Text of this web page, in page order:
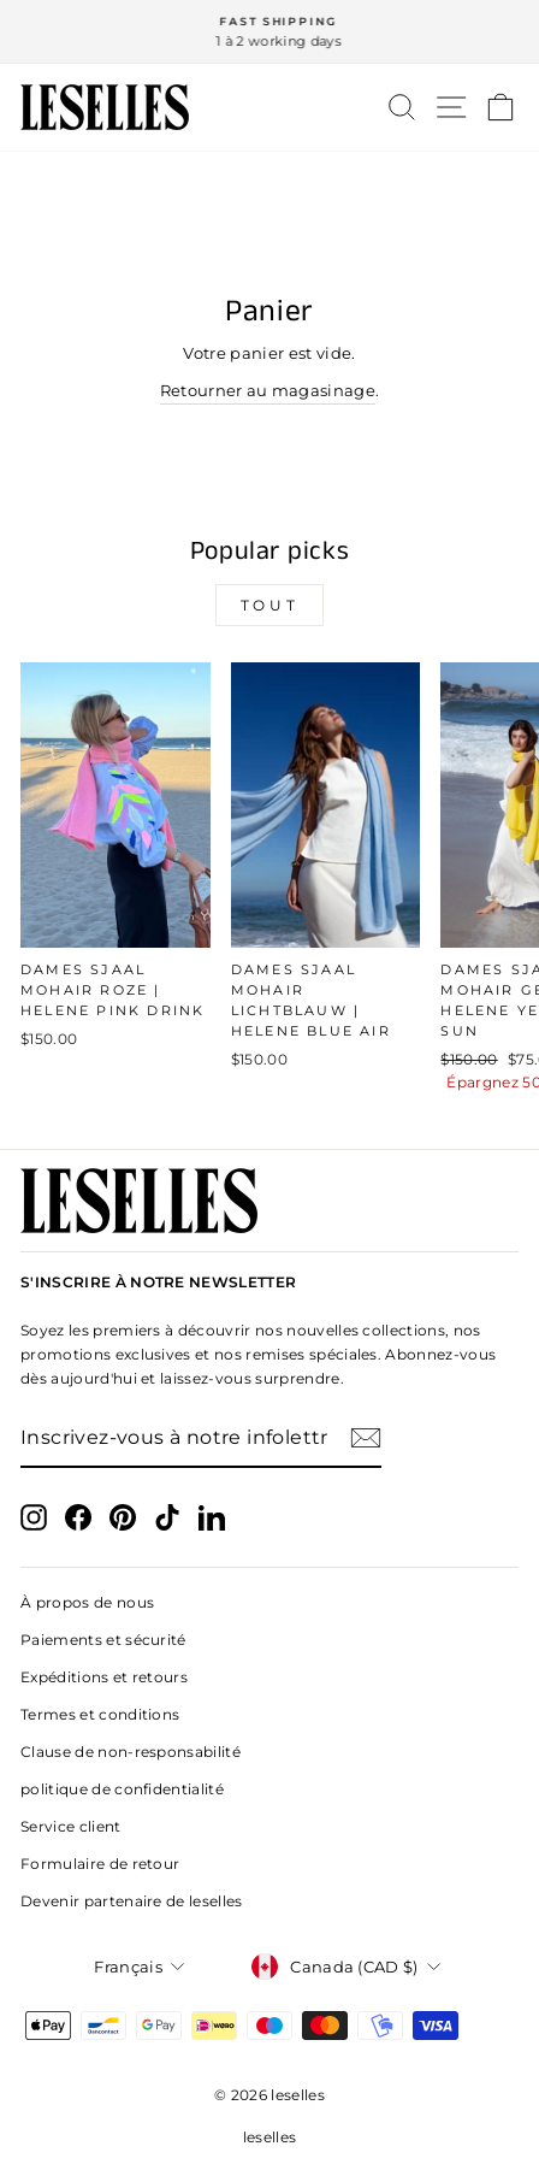
Diaporama
FAST SHIPPING
1 à 2 working days
Panier
Votre panier est vide.
Retourner au magasinage.
Popular picks
TOUT
DAMES SJAAL
MOHAIR ROZE |
HELENE PINK DRINK
$150.00
DAMES SJAAL
MOHAIR
LICHTBLAUW |
HELENE BLUE AIR
$150.00
DAMES
MOHAIR
HELENE
SUN
Prix
régulier
$150.00 Prix
Épargnez
S'INSCRIRE À NOTRE NEWSLETTER
Soyez les premiers à découvrir nos nouvelles collections, nos
promotions exclusives et nos remises spéciales. Abonnez-vous
dès aujourd'hui et laissez-vous surprendre.
VOUS
InstagramFacebookPinterestTikTokLinkedIn
À propos de nous
Paiements et sécurité
Expéditions et retours
Termes et conditions
Clause de non-responsabilité
politique de confidentialité
Service client
Formulaire de retour
Devenir partenaire de leselles
Langue
Français DeviseCanada (CAD $)
© 2026 leselles
leselles